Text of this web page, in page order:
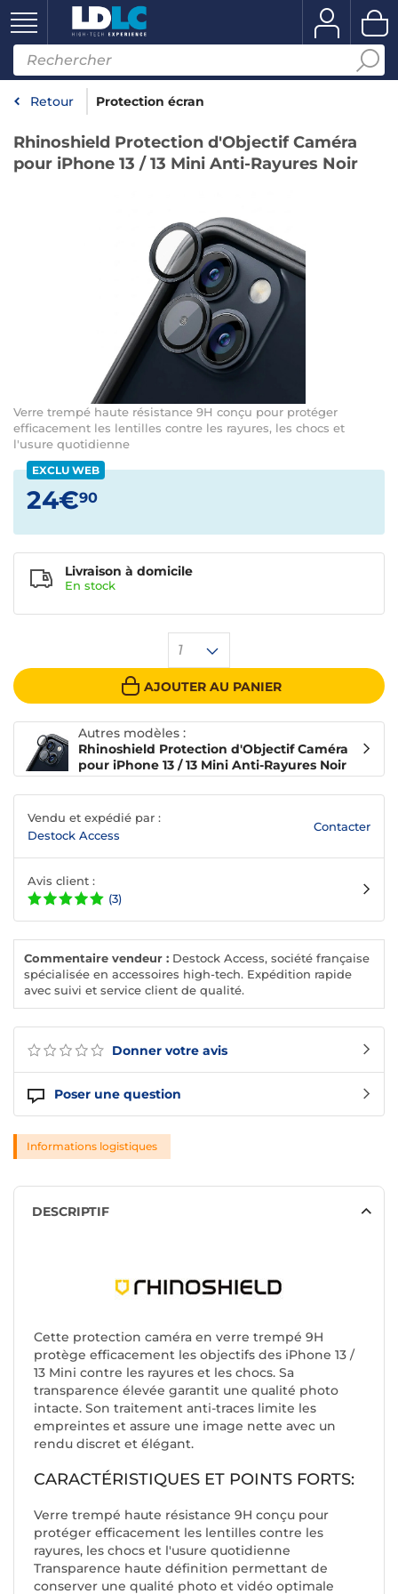
Retour Protection écran
Rhinoshield Protection d'Objectif Caméra
pour iPhone 13 / 13 Mini Anti-Rayures Noir
Verre trempé haute résistance 9H conçu pour protéger
efficacement les lentilles contre les rayures, les chocs et
l'usure quotidienne
Donner votre avis
Poser une question
EXCLU WEB
24€90
1
AJOUTER AU PANIER
Livraison à domicile
En stock
Autres modèles :
Rhinoshield Protection d'Objectif Caméra
pour iPhone 13 / 13 Mini Anti-Rayures Noir
Vendu et expédié par :
Destock Access
Contacter
Avis client :
(3)
Commentaire vendeur : Destock Access, société française
spécialisée en accessoires high-tech. Expédition rapide
avec suivi et service client de qualité.
Informations logistiques
DESCRIPTIF
Cette protection caméra en verre trempé 9H
protège efficacement les objectifs des iPhone 13 /
13 Mini contre les rayures et les chocs. Sa
transparence élevée garantit une qualité photo
intacte. Son traitement anti-traces limite les
empreintes et assure une image nette avec un
rendu discret et élégant.
CARACTÉRISTIQUES ET POINTS FORTS:
Verre trempé haute résistance 9H conçu pour
protéger efficacement les lentilles contre les
rayures, les chocs et l'usure quotidienne
Transparence haute définition permettant de
conserver une qualité photo et vidéo optimale